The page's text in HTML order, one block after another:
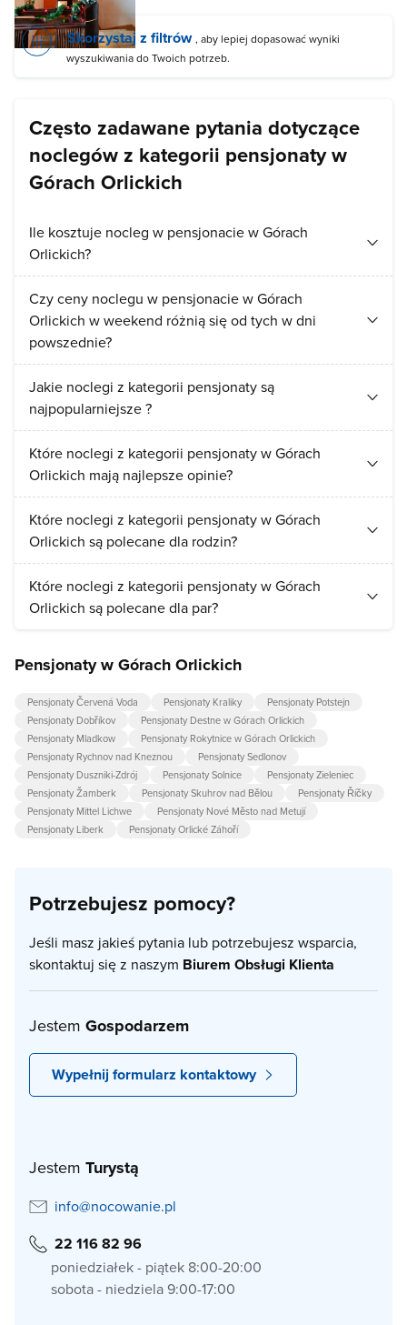
Skorzystaj z filtrów , aby lepiej dopasować wyniki
wyszukiwania do Twoich potrzeb.
Często zadawane pytania dotyczące
noclegów z kategorii pensjonaty w
Górach Orlickich
Ile kosztuje nocleg w pensjonacie w Górach
Orlickich?
Cena za nocleg w pensjonacie w Górach Orlickich zależy od
standardu wybranego obiektu oraz jego lokalizacji. Ceny za
nocleg w pensjonacie zaczynają się od 115 zł. Średnia cena
noclegu w pensjonacie w Górach Orlickich wynosi 282 zł.
Czy ceny noclegu w pensjonacie w Górach
Orlickich w weekend różnią się od tych w dni
powszednie?
Ceny noclegów ustalają indywidualnie właściciele obiektów,
dlatego niektórzy mogą mieć wyższy cennik weekendowy.
Według wyliczeń Nocowanie.pl ceny noclegów w
0% od cen w dzień powszedni.
Jakie noclegi z kategorii pensjonaty są
najpopularniejsze ?
Turyści najczęściej wybierają te noclegi z kategorii
pensjonaty:Pensjonat Skałka.
Które noclegi z kategorii pensjonaty w Górach
Orlickich mają najlepsze opinie?
Obecnie najlepiej oceniane noclegi z kategorii pensjonaty to:
Pensjonat Skałka.
Które noclegi z kategorii pensjonaty w Górach
Orlickich są polecane dla rodzin?
Wiele rodzin zatrzymujących się w Górach Orlickich poleca te
noclegi z kategorii pensjonaty:Pensjonat Skałka
Które noclegi z kategorii pensjonaty w Górach
Orlickich są polecane dla par?
pary:Pensjonat Skałka.
Pensjonaty w Górach Orlickich
Pensjonaty Červená Voda Pensjonaty Kraliky
Pensjonaty Potstejn
Pensjonaty Dobříkov
Pensjonaty Destne w Górach Orlickich
Pensjonaty Mladkow
Pensjonaty Rokytnice w Górach Orlickich
Pensjonaty Rychnov nad Kneznou
Pensjonaty Sedlonov
Pensjonaty Duszniki-Zdrój
Pensjonaty Solnice
Pensjonaty Zieleniec
Pensjonaty Žamberk
Pensjonaty Skuhrov nad Bělou
Pensjonaty Říčky
Pensjonaty Mittel Lichwe
Pensjonaty Nové Město nad Metují
Pensjonaty Liberk
Pensjonaty Orlické Záhoří
Potrzebujesz pomocy?
Jeśli masz jakieś pytania lub potrzebujesz wsparcia,
skontaktuj się z naszym Biurem Obsługi Klienta
Jestem Gospodarzem
Wypełnij formularz kontaktowy
Jestem Turystą
info@nocowanie.pl
22 116 82 96
poniedziałek - piątek 8:00-20:00
sobota - niedziela 9:00-17:00